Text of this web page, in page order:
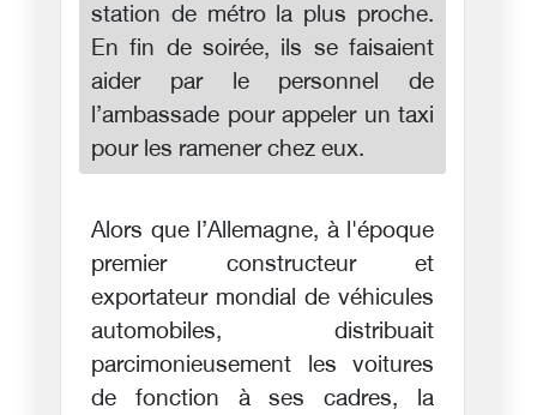
station de métro la plus proche.
En fin de soirée, ils se faisaient
aider par le personnel de
l’ambassade pour appeler un taxi
pour les ramener chez eux.
Alors que l’Allemagne, à l'époque
premier constructeur et
exportateur mondial de véhicules
automobiles, distribuait
parcimonieusement les voitures
de fonction à ses cadres, la